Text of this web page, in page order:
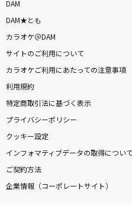
DAM
DAM★とも
カラオケ＠DAM
サイトのご利用について
カラオケご利用にあたっての注意事項
利用規約
特定商取引法に基づく表示
プライバシーポリシー
クッキー設定
インフォマティブデータの取得について
ご契約方法
企業情報（コーポレートサイト）